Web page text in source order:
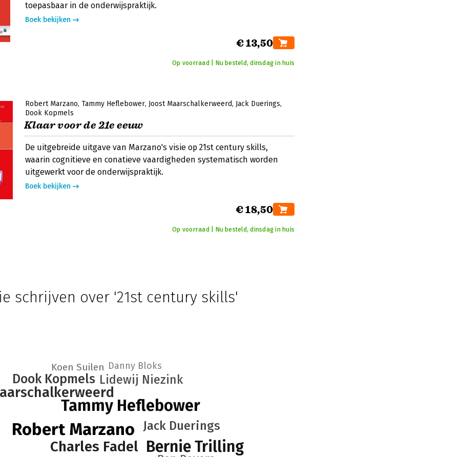
toepasbaar in de onderwijspraktijk.
Boek bekijken
€ 13,50
Op voorraad | Nu besteld, dinsdag in huis
Robert Marzano Tammy Heflebower Joost Maarschalkerweerd Jack Duerings
Dook Kopmels
Klaar voor de 21e eeuw
De uitgebreide uitgave van Marzano's visie op 21st century skills,
waarin cognitieve en conatieve vaardigheden systematisch worden
uitgewerkt voor de onderwijspraktijk.
Boek bekijken
€ 18,50
Op voorraad | Nu besteld, dinsdag in huis
schrijven over '21st century skills'
Robert Marzano
Tammy Heflebower
Bernie Trilling
Charles Fadel
Dook Kopmels
Jack Duerings
Lidewij Niezink
Koen Suilen Danny Bloks